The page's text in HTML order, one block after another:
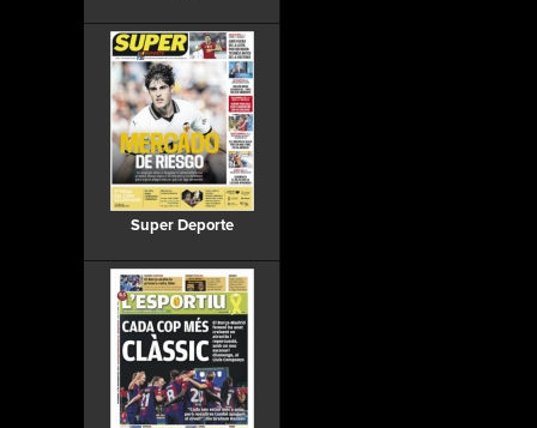
Super Deporte